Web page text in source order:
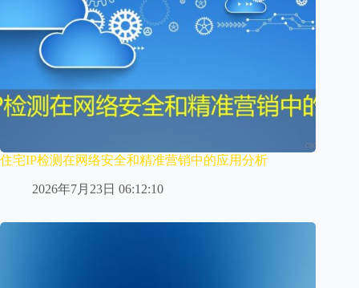
住宅IP检测在网络安全和精准营销中的应用分析
2026年7月23日 06:12:10